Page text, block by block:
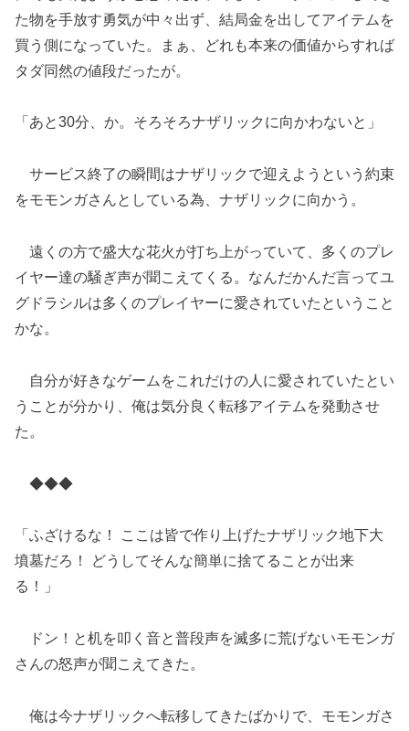
た物を手放す勇気が中々出ず、結局金を出してアイテムを
買う側になっていた。まぁ、どれも本来の価値からすれば
タダ同然の値段だったが。
「あと30分、か。そろそろナザリックに向かわないと」
サービス終了の瞬間はナザリックで迎えようという約束
をモモンガさんとしている為、ナザリックに向かう。
遠くの方で盛大な花火が打ち上がっていて、多くのプレ
イヤー達の騒ぎ声が聞こえてくる。なんだかんだ言ってユ
グドラシルは多くのプレイヤーに愛されていたということ
かな。
自分が好きなゲームをこれだけの人に愛されていたとい
うことが分かり、俺は気分良く転移アイテムを発動させ
た。
◆◆◆
「ふざけるな！ ここは皆で作り上げたナザリック地下大
墳墓だろ！ どうしてそんな簡単に捨てることが出来
る！」
ドン！と机を叩く音と普段声を滅多に荒げないモモンガ
さんの怒声が聞こえてきた。
俺は今ナザリックへ転移してきたばかりで、モモンガさ